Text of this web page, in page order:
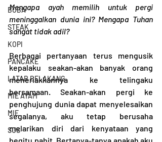
BOBA
STEAK
KOPI
PANCAKE
LATAR BELAKANG
MIE AYAM
MIE
SUS
Mengapa ayah memilih untuk pergi
meninggalkan dunia ini? Mengapa Tuhan
sangat tidak adil?
Berbagai pertanyaan terus mengusik
kepalaku seakan-akan banyak orang
meneriakkannya ke telingaku
bersamaan. Seakan-akan pergi ke
penghujung dunia dapat menyelesaikan
segalanya, aku tetap berusaha
melarikan diri dari kenyataan yang